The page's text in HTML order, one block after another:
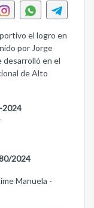
el logro en
por Jorge
desarrolló en el
de Alto
2024
2024
Manuela -